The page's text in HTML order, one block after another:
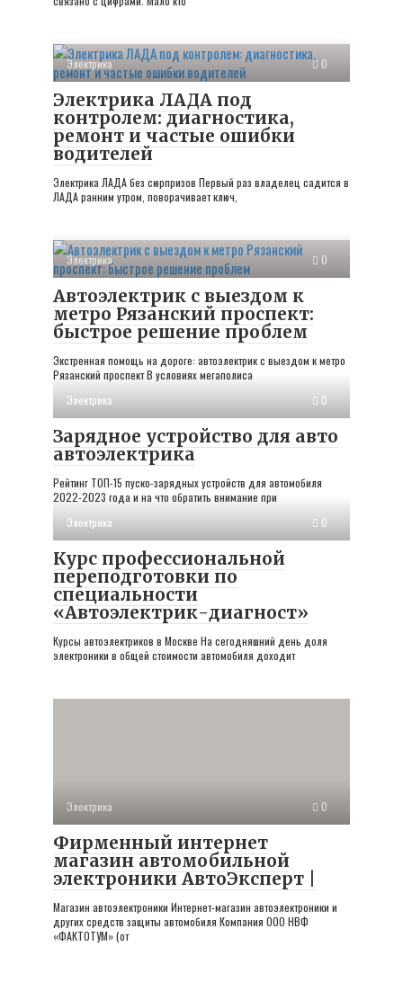
Электрика 0
Электрика ЛАДА под
контролем: диагностика,
ремонт и частые ошибки
водителей
Электрика ЛАДА без сюрпризов Первый раз владелец садится в
ЛАДА ранним утром, поворачивает ключ,
Электрика 0
Автоэлектрик с выездом к
метро Рязанский проспект:
быстрое решение проблем
Экстренная помощь на дороге: автоэлектрик с выездом к метро
Рязанский проспект В условиях мегаполиса
Электрика
0
Зарядное устройство для авто
автоэлектрика
Рейтинг ТОП-15 пуско-зарядных устройств для автомобиля
2022-2023 года и на что обратить внимание при
Электрика
0
Курс профессиональной
переподготовки по
специальности
«Автоэлектрик-диагност»
Курсы автоэлектриков в Москве На сегодняшний день доля
электроники в общей стоимости автомобиля доходит
Электрика 0
Фирменный интернет
магазин автомобильной
электроники АвтоЭксперт |
Магазин автоэлектроники Интернет-магазин автоэлектроники и
других средств защиты автомобиля Компания OOO НВФ
«ФАКТОТУМ» (от